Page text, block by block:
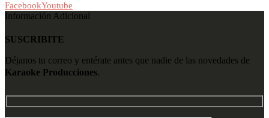
FacebookYoutube
Información Adicional
SUSCRIBITE
Déjanos tu correo y entérate antes que nadie de las novedades de
Karaoke Producciones.